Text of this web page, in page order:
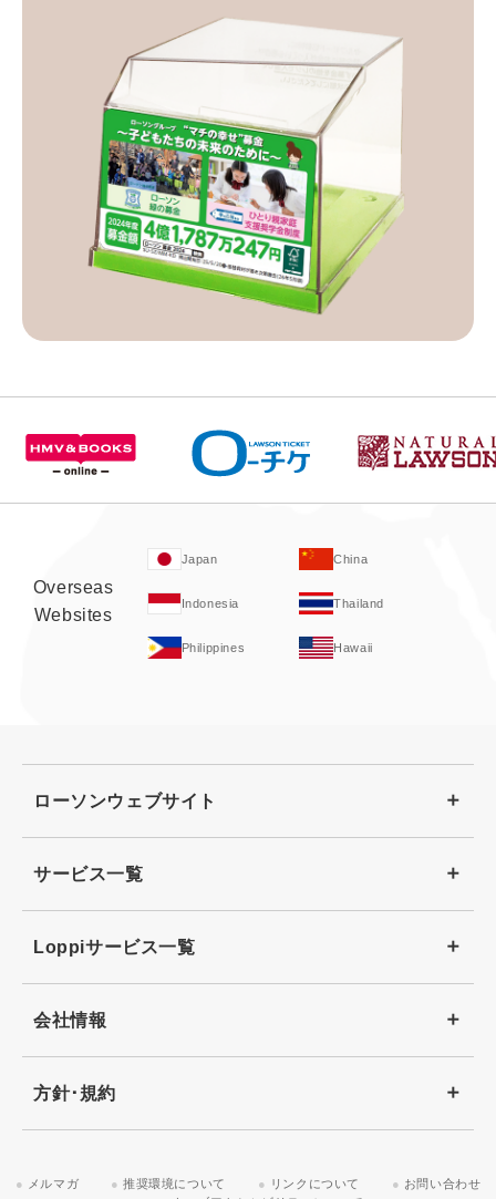
Overseas
Websites
Japan China
Indonesia Thailand
Philippines Hawaii
ローソンウェブサイト
サービス一覧
Loppiサービス一覧
会社情報
方針･規約
メルマガ 推奨環境について リンクについて
お問い合わせ